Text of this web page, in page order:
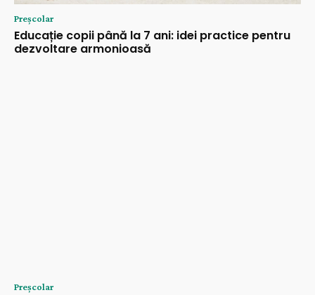
Preșcolar
Educație copii până la 7 ani: idei practice pentru
dezvoltare armonioasă
Preșcolar